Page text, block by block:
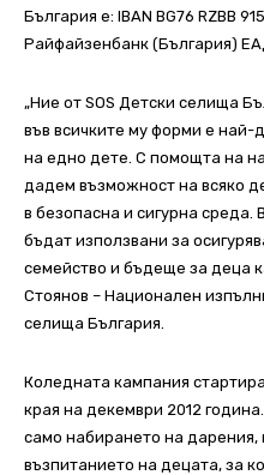
България е: IBAN BG76 RZBB
Райфайзенбанк (България)
„Ние от SOS Детски селища
във всичките му форми е най-
на едно дете. С помощта на
дадем възможност на всяко
в безопасна и сигурна
бъдат използвани за
семейство и бъдеще за деца
Стоянов – Национален
селища България.
Коледната кампания
края на декември 2012
само набирането на
възпитанието на децата, за